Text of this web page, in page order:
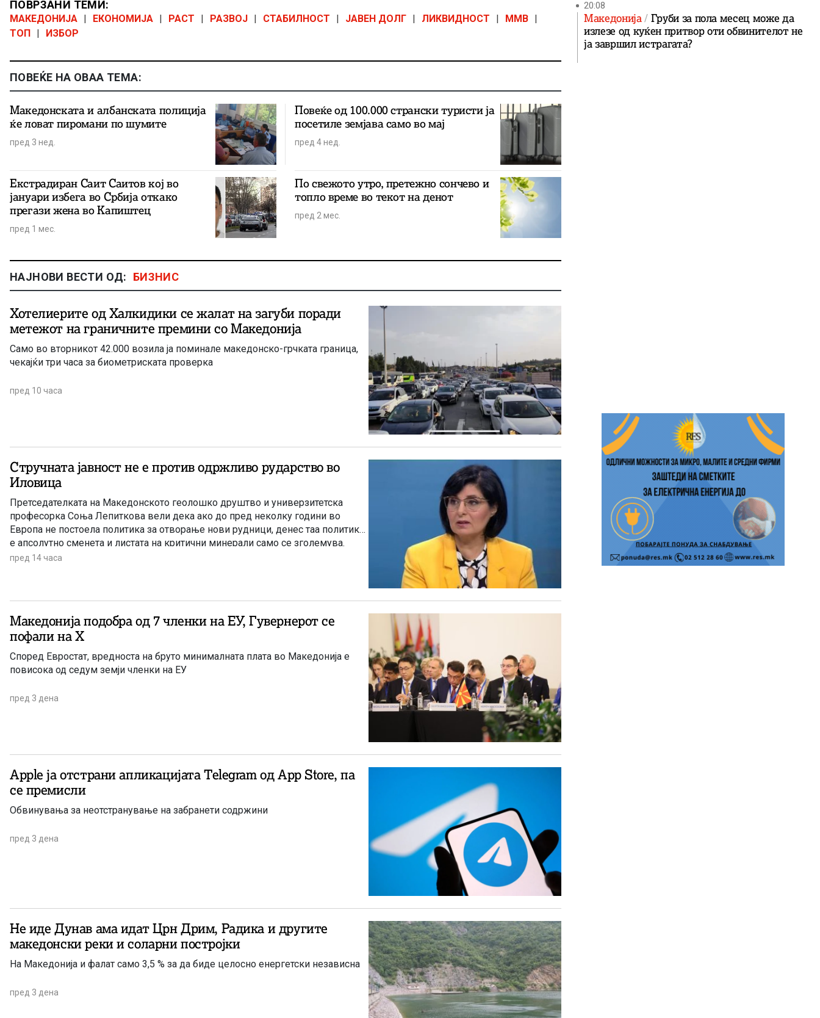
ПОВРЗАНИ ТЕМИ:
МАКЕДОНИЈА ЕКОНОМИЈА РАСТ РАЗВОЈ СТАБИЛНОСТ ЈАВЕН ДОЛГ ЛИКВИДНОСТ ММВ
ТОП
ИЗБОР
ПОВЕЌЕ НА ОВАА ТЕМА:
Македонската и албанската полиција
ќе ловат пиромани по шумите
пред 3 нед.
Повеќе од 100.000 странски туристи ја
посетиле земјава само во мај
пред 4 нед.
Екстрадиран Саит Саитов кој во
јануари избега во Србија откако
прегази жена во Капиштец
пред 1 мес.
По свежото утро, претежно сончево и
топло време во текот на денот
пред 2 мес.
НАЈНОВИ ВЕСТИ ОД: БИЗНИС
Хотелиерите од Халкидики се жалат на загуби поради
метежот на граничните премини со Македонија
Само во вторникот 42.000 возила ја поминале македонско-грчката граница,
чекајќи три часа за биометриската проверка
пред 10 часа
Стручната јавност не е против одржливо рударство во
Иловица
Претседателката на Македонското геолошко друштво и универзитетска
професорка Соња Лепиткова вели дека ако до пред неколку години во
Европа не постоела политика за отворање нови рудници, денес таа политика
е апсолутно сменета и листата на критични минерали само се зголемува.
пред 14 часа
Македонија подобра од 7 членки на ЕУ, Гувернерот се
пофали на Х
Според Евростат, вредноста на бруто минималната плата во Македонија е
повисока од седум земји членки на ЕУ
пред 3 дена
Apple ја отстрани апликацијата Telegram од App Store, па
се премисли
Обвинувања за неотстранување на забранети содржини
пред 3 дена
Не иде Дунав ама идат Црн Дрим, Радика и другите
македонски реки и соларни постројки
На Македонија и фалат само 3,5 % за да биде целосно енергетски независна
пред 3 дена
20:08
Македонија Груби за пола месец може да
излезе од куќен притвор оти обвинителот не
ја завршил истрагата?